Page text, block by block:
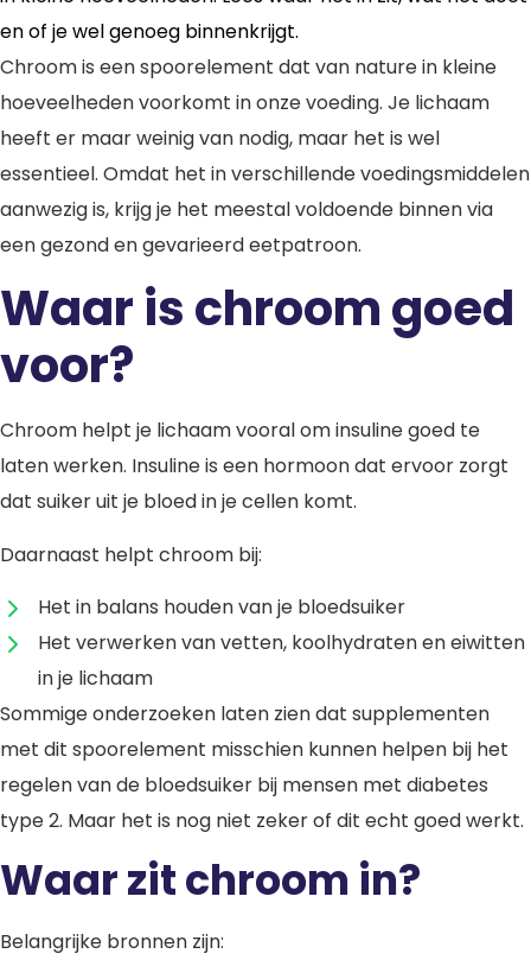
en of je wel genoeg binnenkrijgt.
Chroom is een spoorelement dat van nature in kleine
hoeveelheden voorkomt in onze voeding. Je lichaam
heeft er maar weinig van nodig, maar het is wel
essentieel. Omdat het in verschillende voedingsmiddelen
aanwezig is, krijg je het meestal voldoende binnen via
een gezond en gevarieerd eetpatroon.
Waar is chroom goed
voor?
Chroom helpt je lichaam vooral om insuline goed te
laten werken. Insuline is een hormoon dat ervoor zorgt
dat suiker uit je bloed in je cellen komt.
Daarnaast helpt chroom bij:
Het in balans houden van je bloedsuiker
Het verwerken van vetten, koolhydraten en eiwitten
in je lichaam
Sommige onderzoeken laten zien dat supplementen
met dit spoorelement misschien kunnen helpen bij het
regelen van de bloedsuiker bij mensen met diabetes
type 2. Maar het is nog niet zeker of dit echt goed werkt.
Waar zit chroom in?
Belangrijke bronnen zijn: